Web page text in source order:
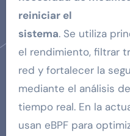
reiniciar el
sistema. Se utiliza
el rendimiento, filtrar
red y fortalecer la
mediante el análisis
tiempo real. En la
usan eBPF para